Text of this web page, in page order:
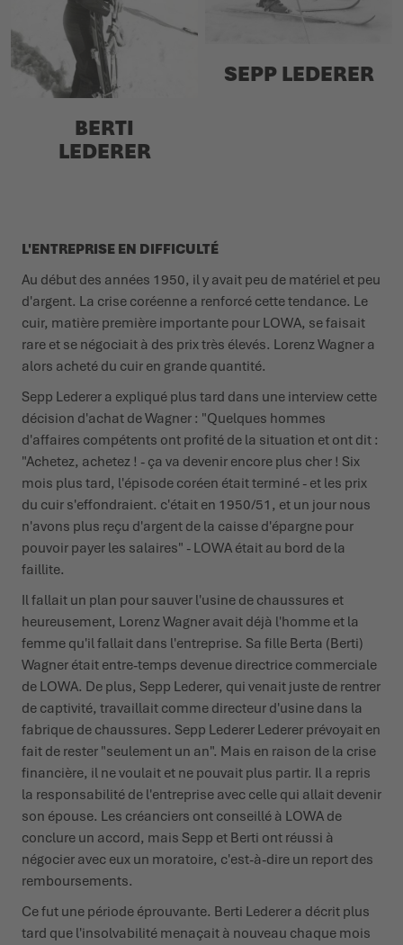
BERTI
LEDERER
SEPP LEDERER
L'ENTREPRISE EN DIFFICULTÉ
Au début des années 1950, il y avait peu de matériel et peu
d'argent. La crise coréenne a renforcé cette tendance. Le
cuir, matière première importante pour LOWA, se faisait
rare et se négociait à des prix très élevés. Lorenz Wagner a
alors acheté du cuir en grande quantité.
Sepp Lederer a expliqué plus tard dans une interview cette
décision d'achat de Wagner : "Quelques hommes
d'affaires compétents ont profité de la situation et ont dit :
"Achetez, achetez ! - ça va devenir encore plus cher ! Six
mois plus tard, l'épisode coréen était terminé - et les prix
du cuir s'effondraient. c'était en 1950/51, et un jour nous
n'avons plus reçu d'argent de la caisse d'épargne pour
pouvoir payer les salaires" - LOWA était au bord de la
faillite.
Il fallait un plan pour sauver l'usine de chaussures et
heureusement, Lorenz Wagner avait déjà l'homme et la
femme qu'il fallait dans l'entreprise. Sa fille Berta (Berti)
Wagner était entre-temps devenue directrice commerciale
de LOWA. De plus, Sepp Lederer, qui venait juste de rentrer
de captivité, travaillait comme directeur d'usine dans la
fabrique de chaussures. Sepp Lederer Lederer prévoyait en
fait de rester "seulement un an". Mais en raison de la crise
financière, il ne voulait et ne pouvait plus partir. Il a repris
la responsabilité de l'entreprise avec celle qui allait devenir
son épouse. Les créanciers ont conseillé à LOWA de
conclure un accord, mais Sepp et Berti ont réussi à
négocier avec eux un moratoire, c'est-à-dire un report des
remboursements.
Ce fut une période éprouvante. Berti Lederer a décrit plus
tard que l'insolvabilité menaçait à nouveau chaque mois